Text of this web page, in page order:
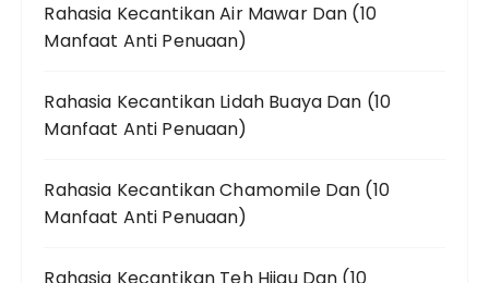
Rahasia Kecantikan Air Mawar Dan (10
Manfaat Anti Penuaan)
Rahasia Kecantikan Lidah Buaya Dan (10
Manfaat Anti Penuaan)
Rahasia Kecantikan Chamomile Dan (10
Manfaat Anti Penuaan)